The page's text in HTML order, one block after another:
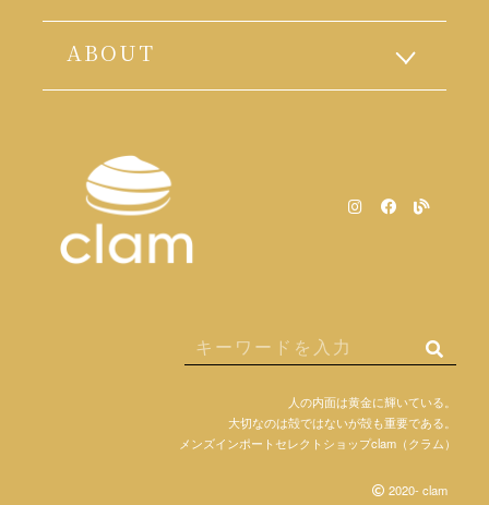
ABOUT
人の内面は黄金に輝いている。
大切なのは殻ではないが殻も重要である。
メンズインポートセレクトショップclam（クラム）
2020- clam